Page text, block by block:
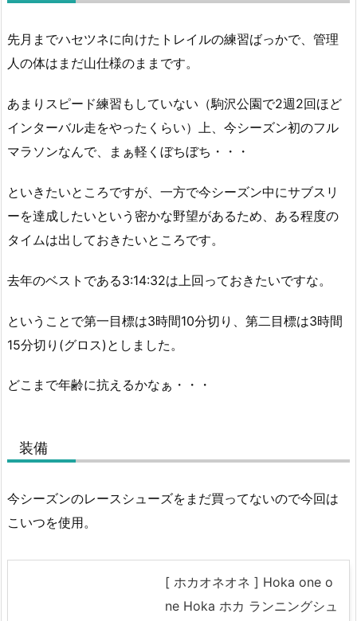
先月までハセツネに向けたトレイルの練習ばっかで、管理
人の体はまだ山仕様のままです。
あまりスピード練習もしていない（駒沢公園で2週2回ほど
インターバル走をやったくらい）上、今シーズン初のフル
マラソンなんで、まぁ軽くぼちぼち・・・
といきたいところですが、一方で今シーズン中にサブスリ
ーを達成したいという密かな野望があるため、ある程度の
タイムは出しておきたいところです。
去年のベストである3:14:32は上回っておきたいですな。
ということで第一目標は3時間10分切り、第二目標は3時間
15分切り(グロス)としました。
どこまで年齢に抗えるかなぁ・・・
装備
今シーズンのレースシューズをまだ買ってないので今回は
こいつを使用。
[ ホカオネオネ ] Hoka one o
ne Hoka ホカ ランニングシュ